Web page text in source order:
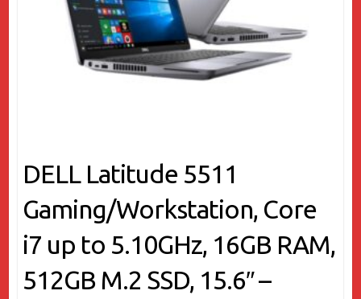
DELL Latitude 5511
Gaming/Workstation, Core
i7 up to 5.10GHz, 16GB RAM,
512GB M.2 SSD, 15.6″ –